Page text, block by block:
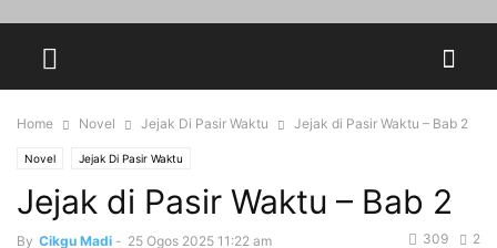
Home Novel Jejak Di Pasir Waktu Jejak di Pasir Waktu – Bab 2
Novel Jejak Di Pasir Waktu
Jejak di Pasir Waktu – Bab 2
By Cikgu Madi - 25 Ogos 2025 11:22 am 2
309